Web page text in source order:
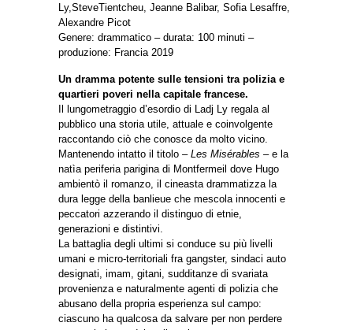
Ly,SteveTientcheu, Jeanne Balibar, Sofia Lesaffre,
Alexandre Picot
Genere: drammatico – durata: 100 minuti –
produzione: Francia 2019
Un dramma potente sulle tensioni tra polizia e
quartieri poveri nella capitale francese.
Il lungometraggio d’esordio di Ladj Ly regala al
pubblico una storia utile, attuale e coinvolgente
raccontando ciò che conosce da molto vicino.
Mantenendo intatto il titolo – Les Misérables –e la
natìa periferia parigina di Montfermeil dove Hugo
ambientò il romanzo, il cineasta drammatizza la
dura legge della banlieue che mescola innocenti e
peccatori azzerando il distinguo di etnie,
generazioni e distintivi.
La battaglia degli ultimi si conduce su più livelli
umani e micro-territoriali fra gangster, sindaci auto
designati, imam, gitani, sudditanze di svariata
provenienza e naturalmente agenti di polizia che
abusano della propria esperienza sul campo:
ciascuno ha qualcosa da salvare per non perdere